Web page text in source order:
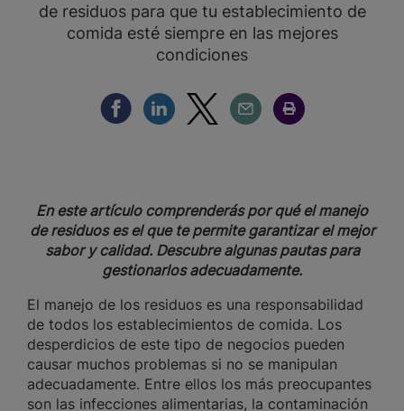
de residuos para que tu establecimiento de
comida esté siempre en las mejores
condiciones
Compartir Facebook
Compartir Linkedin
Compartir Twitter
Compartir Email
Compartir Imprimir
En este artículo comprenderás por qué el manejo
de residuos es el que te permite garantizar el mejor
sabor y calidad. Descubre algunas pautas para
gestionarlos adecuadamente.
El manejo de los residuos es una responsabilidad
de todos los establecimientos de comida. Los
desperdicios de este tipo de negocios pueden
causar muchos problemas si no se manipulan
adecuadamente. Entre ellos los más preocupantes
son las infecciones alimentarias, la contaminación